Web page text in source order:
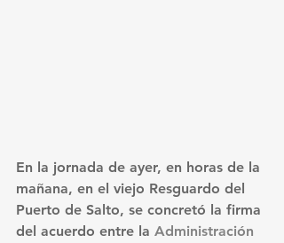
En la jornada de ayer, en horas de la
mañana, en el viejo Resguardo del
Puerto de Salto, se concretó la firma
del acuerdo entre la Administración